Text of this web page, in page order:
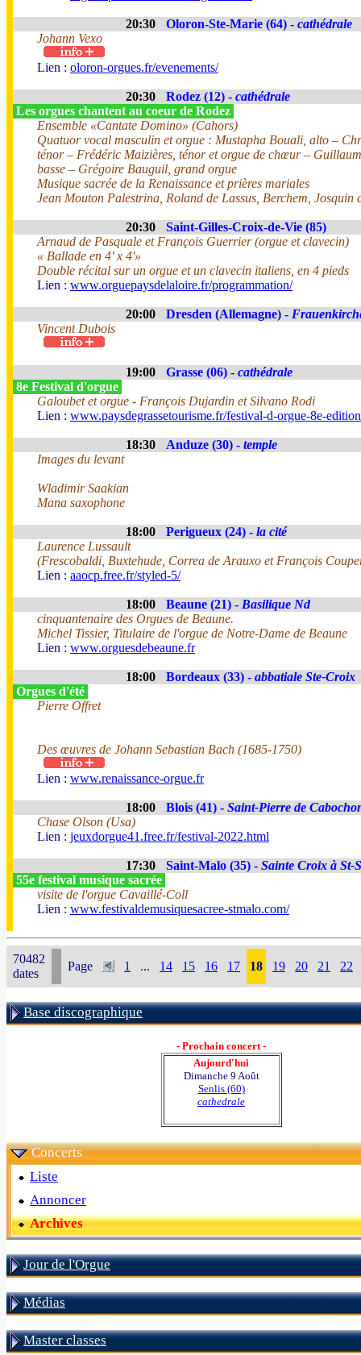
20:30 Oloron-Ste-Marie (64) - cathédrale
Johann Vexo
Lien : oloron-orgues.fr/evenements/
20:30 Rodez (12) - cathédrale
Les orgues chantent au coeur de Rodez
Ensemble «Cantate Domino» (Cahors)
Quatuor vocal masculin et orgue : Mustapha Bouali, alto –
ténor – Frédéric Maizières, ténor et orgue de chœur –
basse – Grégoire Bauguil, grand orgue
Musique sacrée de la Renaissance et prières mariales
Jean Mouton Palestrina, Roland de Lassus, Berchem, Josquin
20:30
Saint-Gilles-Croix-de-Vie (85)
Arnaud de Pasquale et François Guerrier (orgue et clavecin)
« Ballade en 4' x 4'»
Double récital sur un orgue et un clavecin italiens, en 4 pieds
Lien : www.orguepaysdelaloire.fr/programmation/
20:00 Dresden (Allemagne) -
Vincent Dubois
19:00 Grasse (06) - cathédrale
8e Festival d'orgue
Galoubet et orgue - François Dujardin et Silvano Rodi
Lien : www.paysdegrassetourisme.fr/festival-d-orgue-8e-
18:30 Anduze (30) - temple
Images du levant
Wladimir Saakian
Mana saxophone
18:00 Perigueux (24) - la cité
Laurence Lussault
(Frescobaldi, Buxtehude, Correa de Arauxo et François
Lien : aaocp.free.fr/styled-5/
18:00 Beaune (21) - Basilique Nd
cinquantenaire des Orgues de Beaune.
Michel Tissier, Titulaire de l'orgue de Notre-Dame de Beaune
Lien : www.orguesdebeaune.fr
18:00 Bordeaux (33) - abbatiale Ste-Croix
Orgues d'été
Pierre Offret
Des œuvres de Johann Sebastian Bach (1685-1750)
Lien : www.renaissance-orgue.fr
18:00 Blois (41) - Saint-Pierre de
Chase Olson (Usa)
Lien : jeuxdorgue41.free.fr/festival-2022.html
17:30 Saint-Malo (35) - Sainte Croix à St-
55e festival musique sacrée
visite de l'orgue Cavaillé-Coll
Lien : www.festivaldemusiquesacree-stmalo.com/
70482
dates
Page 1 ... 14 15 16 17 18 19 20 21 22
Base discographique
- Prochain concert -
Aujourd'hui
Dimanche 9 Août
Senlis (60)
cathedrale
Concerts
Liste
Annoncer
Archives
Jour de l'Orgue
Médias
Master classes